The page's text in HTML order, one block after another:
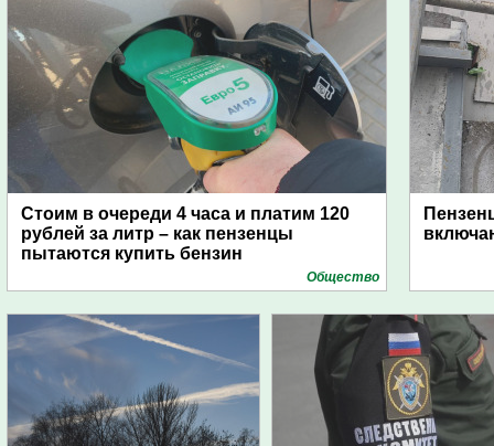
Стоим в очереди 4 часа и платим 120
рублей за литр – как пензенцы
пытаются купить бензин
Общество